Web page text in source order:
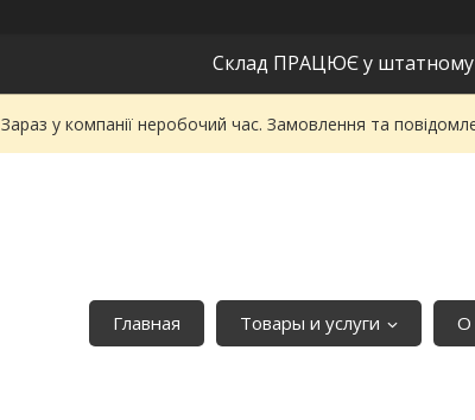
Склад ПРАЦЮЄ у штатному
Зараз у компанії неробочий час. Замовлення та
Главная Товары и услуги О